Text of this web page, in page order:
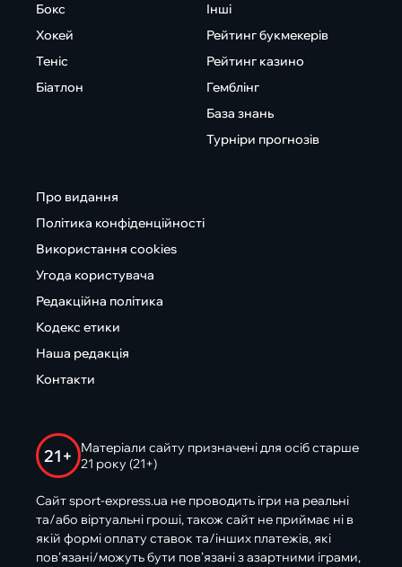
Бокс
Хокей
Теніс
Біатлон
Інші
Рейтинг букмекерів
Рейтинг казино
Гемблінг
База знань
Турніри прогнозів
Про видання
Політика конфіденційності
Використання cookies
Угода користувача
Редакційна політика
Кодекс етики
Наша редакція
Контакти
21+
Матеріали сайту призначені для осіб старше
21 року (21+)
Сайт sport-express.ua не проводить ігри на реальні
та/або віртуальні гроші, також сайт не приймає ні в
якій формі оплату ставок та/інших платежів, які
пов’язані/можуть бути пов’язані з азартними іграми,